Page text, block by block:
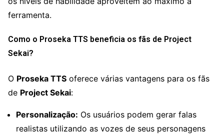
ferramenta.
Como o Proseka TTS beneficia os fãs de Project
Sekai?
O Proseka TTS oferece várias vantagens para os fãs
de Project Sekai:
Personalização: Os usuários podem gerar falas
realistas utilizando as vozes de seus personagens